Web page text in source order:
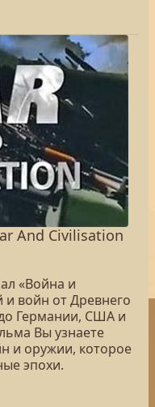
And Civilisation
«Война и
и войн от Древнего
Германии, США и
Вы узнаете
и оружии, которое
эпохи.